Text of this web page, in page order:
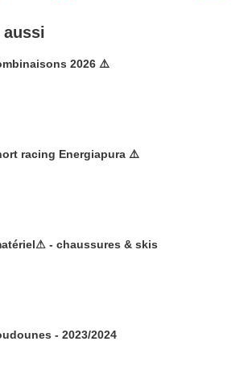
aussi
2026 ⚠️
racing Energiapura ⚠️
- chaussures & skis
- 2023/2024